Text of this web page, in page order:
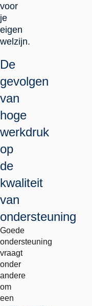
voor
je
eigen
welzijn.
De
gevolgen
van
hoge
werkdruk
op
de
kwaliteit
van
ondersteuning
Goede
ondersteuning
vraagt
onder
andere
om
een